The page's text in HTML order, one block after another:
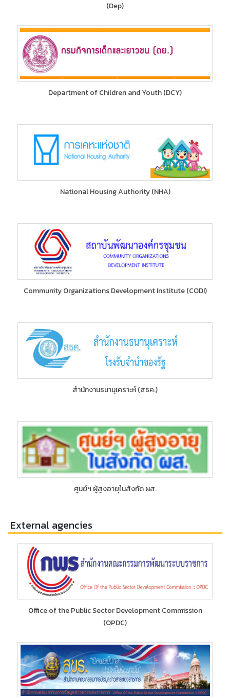
(Dep)
Department of Children and Youth (DCY)
National Housing Authority (NHA)
Community Organizations Development Institute (CODI)
สำนักงานธนานุเคราะห์ (สธค.)
ศูนย์ฯ ผู้สูงอายุในสังกัด ผส.
External agencies
Office of the Public Sector Development Commission
(OPDC)